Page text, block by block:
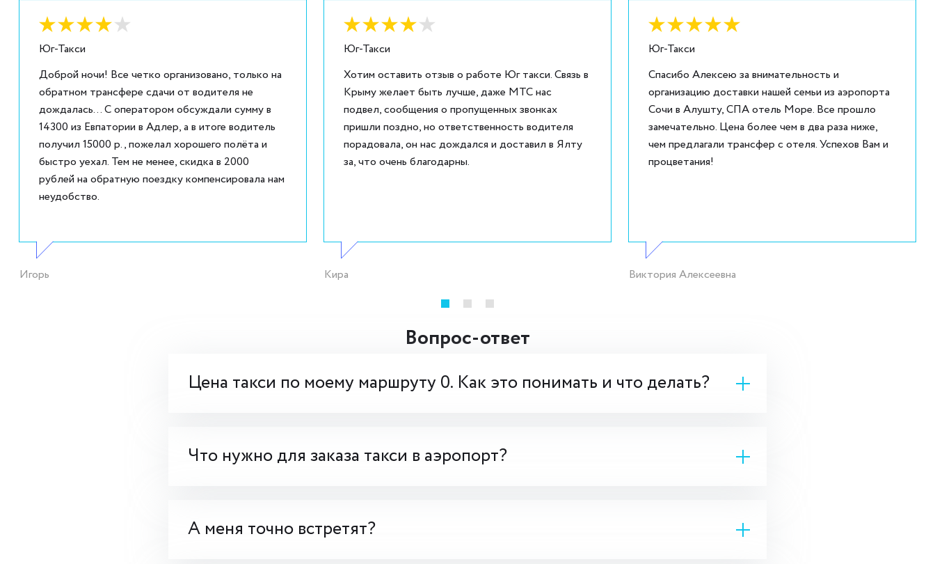
Юг-Такси
Доброй ночи! Все четко организовано, только на
обратном трансфере сдачи от водителя не
дождалась... С оператором обсуждали сумму в
14300 из Евпатории в Адлер, а в итоге водитель
получил 15000 р., пожелал хорошего полёта и
быстро уехал. Тем не менее, скидка в 2000
рублей на обратную поездку компенсировала нам
неудобство.
Игорь
Юг-Такси
Хотим оставить отзыв о работе Юг такси. Связь в
Крыму желает быть лучше, даже МТС нас
подвел, сообщения о пропущенных звонках
пришли поздно, но ответственность водителя
порадовала, он нас дождался и доставил в Ялту
за, что очень благодарны.
Кира
Юг-Такси
Спасибо Алексею за внимательность и
организацию доставки нашей семьи из аэропорта
Сочи в Алушту, СПА отель Море. Все прошло
замечательно. Цена более чем в два раза ниже,
чем предлагали трансфер с отеля. Успехов Вам и
процветания!
Виктория Алексеевна
Вопрос-ответ
Цена такси по моему маршруту 0. Как это понимать и что делать?
Что нужно для заказа такси в аэропорт?
А меня точно встретят?